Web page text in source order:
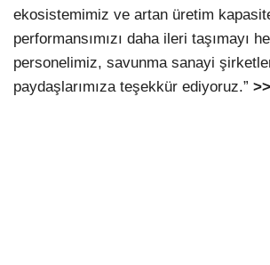
ekosistemimiz ve artan üretim
performansımızı daha ileri taşımayı
personelimiz, savunma sanayi
paydaşlarımıza teşekkür ediyoruz.”